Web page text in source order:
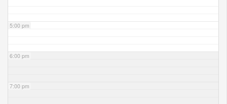
5:00 pm
6:00 pm
7:00 pm